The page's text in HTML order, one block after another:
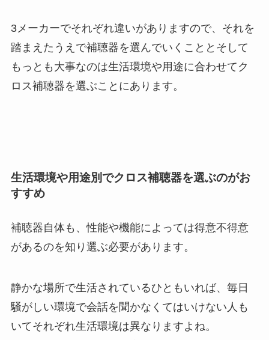
3メーカーでそれぞれ違いがありますので、それを
踏まえたうえで補聴器を選んでいくこととそして
もっとも大事なのは生活環境や用途に合わせてク
ロス補聴器を選ぶことにあります。
生活環境や用途別でクロス補聴器を選ぶのがお
すすめ
補聴器自体も、性能や機能によっては得意不得意
があるのを知り選ぶ必要があります。
静かな場所で生活されているひともいれば、毎日
騒がしい環境で会話を聞かなくてはいけない人も
いてそれぞれ生活環境は異なりますよね。